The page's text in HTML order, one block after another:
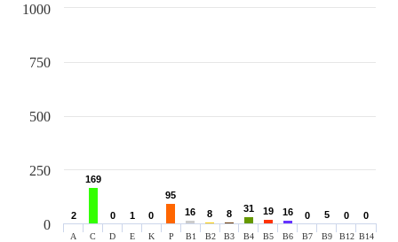
2
2
169
169
0
0 1
1 0
0
95
95
16
16 8
8 8
8 31
31 19
19 16
16 0
0 5
5 0
0 0
0
A C D E K P B1 B2 B3 B4 B5 B6 B7 B9 B12 B14
0
250
500
750
1000